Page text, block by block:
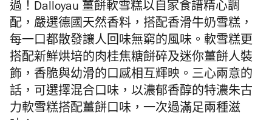
過！Dalloyau 薑餅軟雪糕以自家食譜精心調
配，嚴選德國天然香料，搭配香滑牛奶雪糕，
每一口都散發讓人回味無窮的風味。軟雪糕更
搭配新鮮烘培的肉桂焦糖餅碎及迷你薑餅人裝
飾，香脆與幼滑的口感相互輝映。三心兩意的
話，可選擇混合口味，以濃郁香醇的特濃朱古
力軟雪糕搭配薑餅口味，一次過滿足兩種滋